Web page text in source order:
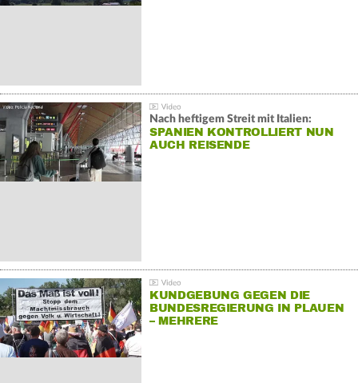
Nach heftigem Streit mit Italien:
SPANIEN KONTROLLIERT NUN
AUCH REISENDE
KUNDGEBUNG GEGEN DIE
BUNDESREGIERUNG IN PLAUEN
– MEHRERE